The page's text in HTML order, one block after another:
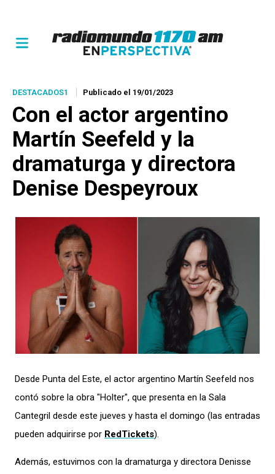
DESTACADOS1 Publicado el 19/01/2023
Con el actor argentino
Martín Seefeld y la
dramaturga y directora
Denise Despeyroux
Desde Punta del Este, el actor argentino Martín Seefeld nos
contó sobre la obra "Holter", que presenta en la Sala
Cantegril desde este jueves y hasta el domingo (las entradas
pueden adquirirse por RedTickets).
Además, estuvimos con la dramaturga y directora Denisse